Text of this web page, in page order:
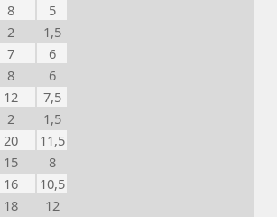
8
5
2
1,5
7
6
8
6
12
7,5
2
1,5
20
11,5
15
8
16
10,5
18
12